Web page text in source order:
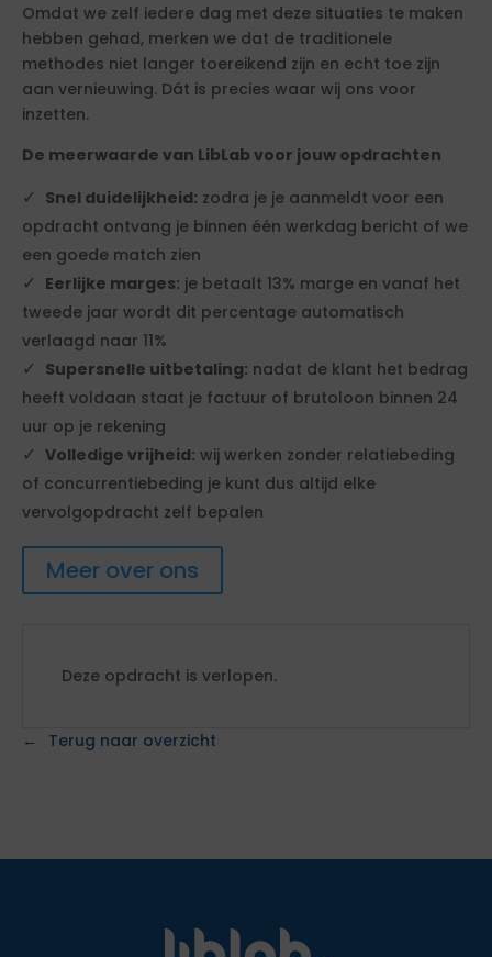
Omdat we zelf iedere dag met deze situaties te maken
hebben gehad, merken we dat de traditionele
methodes niet langer toereikend zijn en echt toe zijn
aan vernieuwing. Dát is precies waar wij ons voor
inzetten.
De meerwaarde van LibLab voor jouw opdrachten
Snel duidelijkheid: zodra je je aanmeldt voor een
opdracht ontvang je binnen één werkdag bericht of we
een goede match zien
Eerlijke marges: je betaalt 13% marge en vanaf het
tweede jaar wordt dit percentage automatisch
verlaagd naar 11%
Supersnelle uitbetaling: nadat de klant het bedrag
heeft voldaan staat je factuur of brutoloon binnen 24
uur op je rekening
Volledige vrijheid: wij werken zonder relatiebeding
of concurrentiebeding je kunt dus altijd elke
vervolgopdracht zelf bepalen
Meer over ons
Deze opdracht is verlopen.
Terug naar overzicht